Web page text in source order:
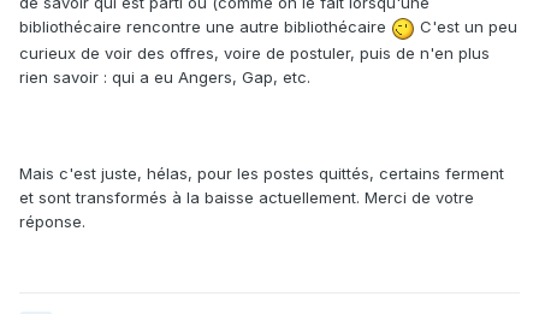
bibliothécaire rencontre une autre bibliothécaire
C'est un peu
curieux de voir des offres, voire de postuler, puis de n'en plus
rien savoir : qui a eu Angers, Gap, etc.
Mais c'est juste, hélas, pour les postes quittés, certains ferment
et sont transformés à la baisse actuellement. Merci de votre
réponse.